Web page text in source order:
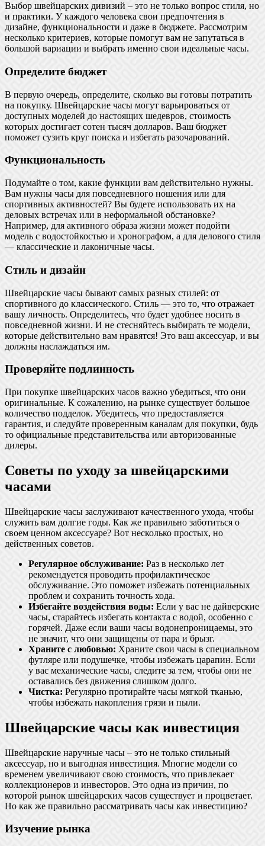
Выбор швейцарских дивизий – это не только вопрос стиля, но
и практики. У каждого человека свои предпочтения в
дизайне, функциональности и даже в бюджете. Рассмотрим
несколько критериев, которые помогут вам не запутаться в
большой вариации и выбрать именно свои идеальные часы.
Определите бюджет
В первую очередь, определите, сколько вы готовы потратить
на покупку. Швейцарские часы могут варьироваться от
доступных моделей до настоящих шедевров, стоимость
которых достигает сотен тысяч долларов. Ваш бюджет
поможет сузить круг поиска и избегать разочарований.
Функциональность
Подумайте о том, какие функции вам действительно нужны.
Вам нужны часы для повседневного ношения или для
спортивных активностей? Вы будете использовать их на
деловых встречах или в неформальной обстановке?
Например, для активного образа жизни может подойти
модель с водостойкостью и хронографом, а для делового стиля
— классические и лаконичные часы.
Стиль и дизайн
Швейцарские часы бывают самых разных стилей: от
спортивного до классического. Стиль — это то, что отражает
вашу личность. Определитесь, что будет удобнее носить в
повседневной жизни. И не стесняйтесь выбирать те модели,
которые действительно вам нравятся! Это ваш аксессуар, и вы
должны наслаждаться им.
Проверяйте подлинность
При покупке швейцарских часов важно убедиться, что они
оригинальные. К сожалению, на рынке существует большое
количество подделок. Убедитесь, что предоставляется
гарантия, и следуйте проверенным каналам для покупки, будь
то официальные представительства или авторизованные
дилеры.
Советы по уходу за швейцарскими
часами
Швейцарские часы заслуживают качественного ухода, чтобы
служить вам долгие годы. Как же правильно заботиться о
своем ценном аксессуаре? Вот несколько простых, но
действенных советов.
Регулярное обслуживание: Раз в несколько лет
рекомендуется проводить профилактическое
обслуживание. Это поможет избежать потенциальных
проблем и сохранить точность хода.
Избегайте воздействия воды: Если у вас не дайверские
часы, старайтесь избегать контакта с водой, особенно с
горячей. Даже если ваши часы водонепроницаемы, это
не значит, что они защищены от пара и брызг.
Храните с любовью: Храните свои часы в специальном
футляре или подушечке, чтобы избежать царапин. Если
у вас механические часы, следите за тем, чтобы они не
оставались без движения слишком долго.
Чистка: Регулярно протирайте часы мягкой тканью,
чтобы избежать накопления грязи и пыли.
Швейцарские часы как инвестиция
Швейцарские наручные часы – это не только стильный
аксессуар, но и выгодная инвестиция. Многие модели со
временем увеличивают свою стоимость, что привлекает
коллекционеров и инвесторов. Это одна из причин, по
которой рынок швейцарских часов существует и процветает.
Но как же правильно рассматривать часы как инвестицию?
Изучение рынка